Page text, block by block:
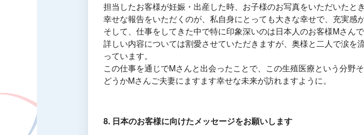
担当したお客様が妊娠・出産した時、お子様のお写真をいただいたと
幸せな報告をいただくのが、私自身にとっても大きな幸せで、充実感が
そして、仕事をしてきた中で特に印象深いのは日本人のお客様Mさんで
詳しい内容については割愛させていただきますが、奥様と二人で涙
っています。
この仕事を通じでMさんと出会ったことで、この生殖医療という分野
どうかMさんご夫妻にますます幸せな未来が訪れますように。
8. 日本のお客様に向けたメッセージをお願いします